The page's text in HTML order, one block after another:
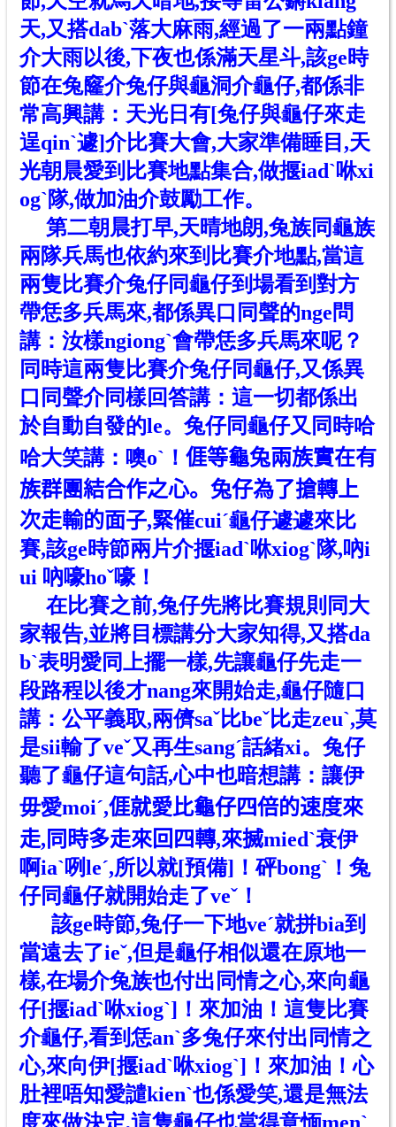
天,又搭dabˋ落大麻雨,經過了一兩點鐘
介大雨以後,下夜也係滿天星斗,該ge時
節在兔窿介兔仔與龜洞介龜仔,都係非
常高興講：天光日有[兔仔與龜仔來走
逞qinˋ遽]介比賽大會,大家準備睡目,天
光朝晨愛到比賽地點集合,做揠iadˋ咻xi
ogˋ隊,做加油介鼓勵工作。
第二朝晨打早,天晴地朗,兔族同龜族
兩隊兵馬也依約來到比賽介地點,當這
兩隻比賽介兔仔同龜仔到場看到對方
帶恁多兵馬來,都係異口同聲的nge問
講：汝樣ngiongˋ會帶恁多兵馬來呢？
同時這兩隻比賽介兔仔同龜仔,又係異
口同聲介同樣回答講：這一切都係出
於自動自發的le。兔仔同龜仔又同時哈
哈大笑講：噢oˋ！𠊎等龜兔兩族實在有
族群團結合作之心。兔仔為了搶轉上
次走輸的面子,緊催cuiˊ龜仔遽遽來比
賽,該ge時節兩片介揠iadˋ咻xiogˋ隊,吶i
ui 吶嚎hoˇ嚎！
在比賽之前,兔仔先將比賽規則同大
家報告,並將目標講分大家知得,又搭da
bˋ表明愛同上擺一樣,先讓龜仔先走一
段路程以後才nang來開始走,龜仔隨口
講：公平義取,兩儕saˇ比beˇ比走zeuˋ,莫
是sii輸了veˇ又再生sangˊ話緒xi。兔仔
聽了龜仔這句話,心中也暗想講：讓伊
毋愛moiˊ,𠊎就愛比龜仔四倍的速度來
走,同時多走來回四轉,來搣miedˋ衰伊
啊iaˋ咧leˊ,所以就[預備]！砰bongˋ！兔
仔同龜仔就開始走了veˇ！
該ge時節,兔仔一下地veˊ就拼bia到
當遠去了ieˇ,但是龜仔相似還在原地一
樣,在場介兔族也付出同情之心,來向龜
仔[揠iadˋ咻xiogˋ]！來加油！這隻比賽
介龜仔,看到恁anˋ多兔仔來付出同情之
心,來向伊[揠iadˋ咻xiogˋ]！來加油！心
肚裡唔知愛譴kienˋ也係愛笑,還是無法
度來做決定,這隻龜仔也當得意愐menˋ